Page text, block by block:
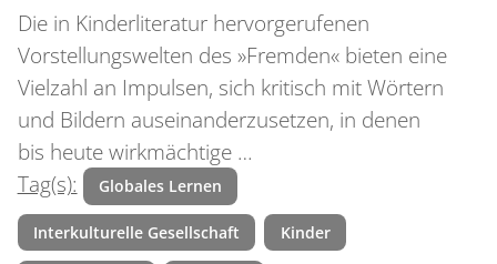
Die in Kinderliteratur hervorgerufenen
Vorstellungswelten des »Fremden« bieten eine
Vielzahl an Impulsen, sich kritisch mit Wörtern
und Bildern auseinanderzusetzen, in denen
bis heute wirkmächtige …
Tag(s):
Globales Lernen
Interkulturelle Gesellschaft Kinder